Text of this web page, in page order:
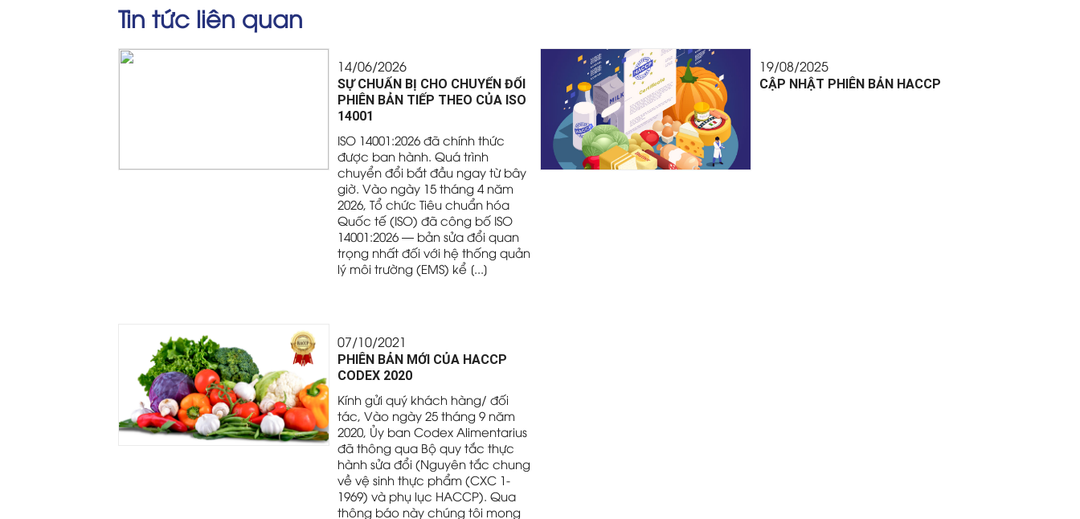
Tin tức liên quan
14/06/2026
SỰ CHUẨN BỊ CHO CHUYỂN ĐỔI
PHIÊN BẢN TIẾP THEO CỦA ISO
14001
ISO 14001:2026 đã chính thức
được ban hành. Quá trình
chuyển đổi bắt đầu ngay từ bây
giờ. Vào ngày 15 tháng 4 năm
2026, Tổ chức Tiêu chuẩn hóa
Quốc tế (ISO) đã công bố ISO
14001:2026 — bản sửa đổi quan
trọng nhất đối với hệ thống quản
lý môi trường (EMS) kể [...]
19/08/2025
CẬP NHẬT PHIÊN BẢN HACCP
07/10/2021
PHIÊN BẢN MỚI CỦA HACCP
CODEX 2020
Kính gửi quý khách hàng/ đối
tác, Vào ngày 25 tháng 9 năm
2020, Ủy ban Codex Alimentarius
đã thông qua Bộ quy tắc thực
hành sửa đổi (Nguyên tắc chung
về vệ sinh thực phẩm (CXC 1-
1969) và phụ lục HACCP). Qua
thông báo này chúng tôi mong